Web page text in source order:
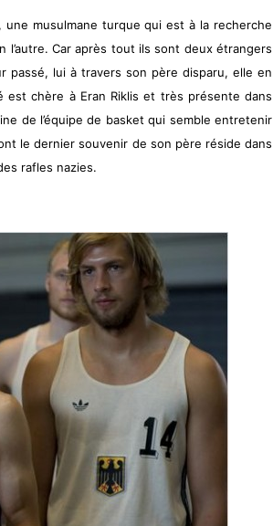
musulmane turque qui est à la recherche
l’autre. Car après tout ils sont deux étrangers
passé, lui à travers son père disparu, elle en
est chère à Eran Riklis et très présente dans
de l’équipe de basket qui semble entretenir
le dernier souvenir de son père réside dans
rafles nazies.